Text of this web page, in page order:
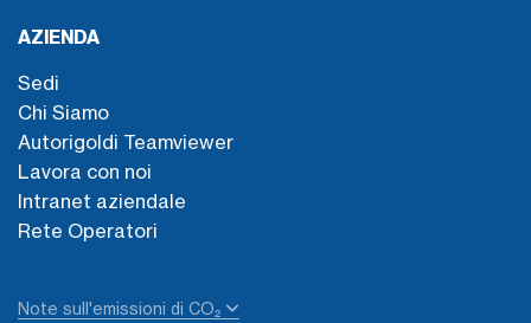
AZIENDA
Sedi
Chi Siamo
Autorigoldi Teamviewer
Lavora con noi
Intranet aziendale
Rete Operatori
Note sull'emissioni di CO₂